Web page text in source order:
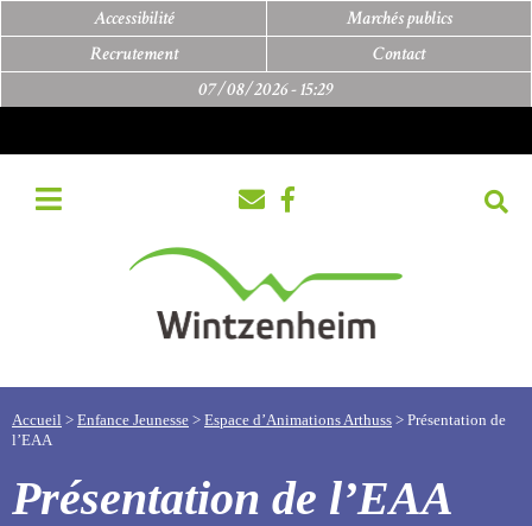
Accessibilité
Marchés publics
Recrutement
Contact
07/08/2026 -15:29
Accueil > Enfance Jeunesse > Espace d’Animations Arthuss > Présentation de
l’EAA
Présentation de l’EAA